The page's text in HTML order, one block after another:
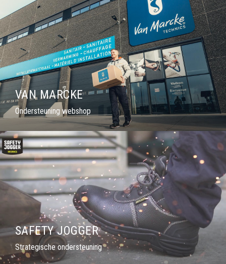
VAN MARCKE
Ondersteuning webshop
SAFETY JOGGER
Strategische ondersteuning